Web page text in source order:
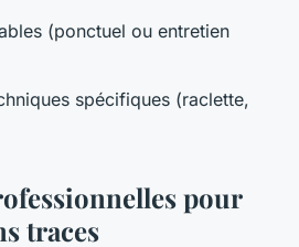
(ponctuel ou entretien
spécifiques (raclette,
pour
traces